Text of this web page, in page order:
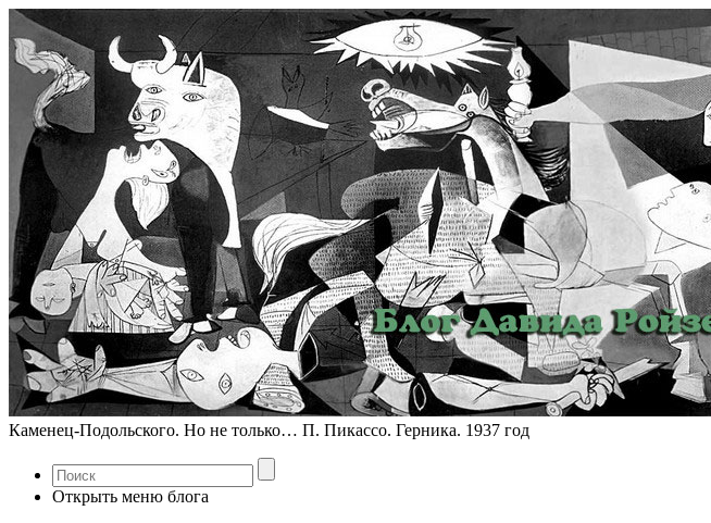
Каменец-Подольского. Но не только… П. Пикассо. Герника. 1937 год
Открыть меню блога